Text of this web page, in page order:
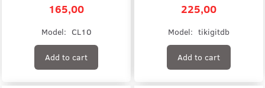
165,00
Model: CL10
Add to cart
225,00
Model: tikigitdb
Add to cart